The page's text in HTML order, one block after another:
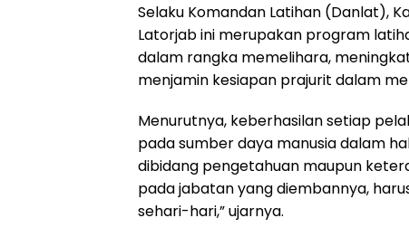
Selaku Komandan Latihan (Danlat),
Latorjab ini merupakan program
dalam rangka memelihara,
menjamin kesiapan prajurit dalam
Menurutnya, keberhasilan setiap
pada sumber daya manusia dalam
dibidang pengetahuan maupun
pada jabatan yang diembannya,
sehari-hari,” ujarnya.